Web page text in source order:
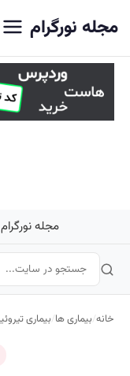
مجله نورگرام
مجله
خانه/بیماری ها /بیماری